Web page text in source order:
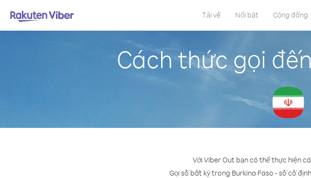
Tải về Nổi bật Cộng đồng
Cách thức gọi
Với Viber Out bạn có thể thực hiện
Gọi số bất kỳ trong Burkina Faso - số cố